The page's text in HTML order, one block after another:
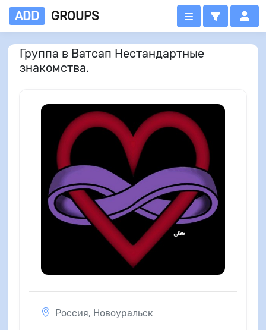
ADD GROUPS
Группа в Ватсап Нестандартные
знакомства.
Россия, Новоуральск